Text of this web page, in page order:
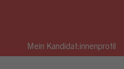
Mein Kandidat:innenprofil